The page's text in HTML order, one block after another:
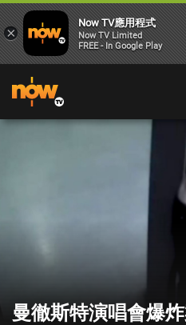
曼徹斯特演唱會爆
×
Now TV應用程式
Now TV Limited
FREE - In Google Play